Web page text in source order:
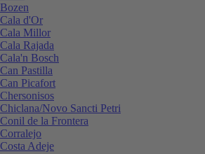
Bozen
Cala d'Or
Cala Millor
Cala Rajada
Cala'n Bosch
Can Pastilla
Can Picafort
Chersonisos
Chiclana/Novo Sancti Petri
Conil de la Frontera
Corralejo
Costa Adeje